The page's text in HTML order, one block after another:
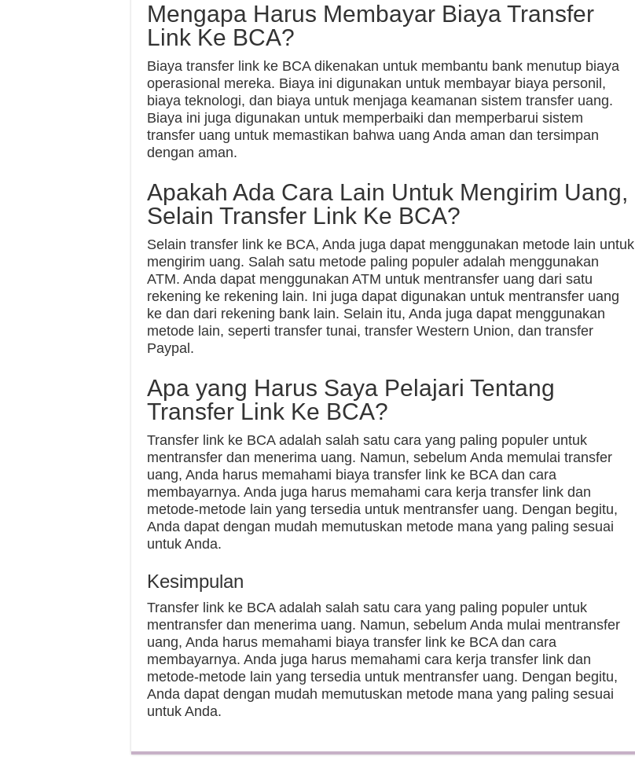
Mengapa Harus Membayar Biaya Transfer
Link Ke BCA?
Biaya transfer link ke BCA dikenakan untuk membantu bank menutup biaya
operasional mereka. Biaya ini digunakan untuk membayar biaya personil,
biaya teknologi, dan biaya untuk menjaga keamanan sistem transfer uang.
Biaya ini juga digunakan untuk memperbaiki dan memperbarui sistem
transfer uang untuk memastikan bahwa uang Anda aman dan tersimpan
dengan aman.
Apakah Ada Cara Lain Untuk Mengirim Uang,
Selain Transfer Link Ke BCA?
Selain transfer link ke BCA, Anda juga dapat menggunakan metode lain untuk
mengirim uang. Salah satu metode paling populer adalah menggunakan
ATM. Anda dapat menggunakan ATM untuk mentransfer uang dari satu
rekening ke rekening lain. Ini juga dapat digunakan untuk mentransfer uang
ke dan dari rekening bank lain. Selain itu, Anda juga dapat menggunakan
metode lain, seperti transfer tunai, transfer Western Union, dan transfer
Paypal.
Apa yang Harus Saya Pelajari Tentang
Transfer Link Ke BCA?
Transfer link ke BCA adalah salah satu cara yang paling populer untuk
mentransfer dan menerima uang. Namun, sebelum Anda memulai transfer
uang, Anda harus memahami biaya transfer link ke BCA dan cara
membayarnya. Anda juga harus memahami cara kerja transfer link dan
metode-metode lain yang tersedia untuk mentransfer uang. Dengan begitu,
Anda dapat dengan mudah memutuskan metode mana yang paling sesuai
untuk Anda.
Kesimpulan
Transfer link ke BCA adalah salah satu cara yang paling populer untuk
mentransfer dan menerima uang. Namun, sebelum Anda mulai mentransfer
uang, Anda harus memahami biaya transfer link ke BCA dan cara
membayarnya. Anda juga harus memahami cara kerja transfer link dan
metode-metode lain yang tersedia untuk mentransfer uang. Dengan begitu,
Anda dapat dengan mudah memutuskan metode mana yang paling sesuai
untuk Anda.